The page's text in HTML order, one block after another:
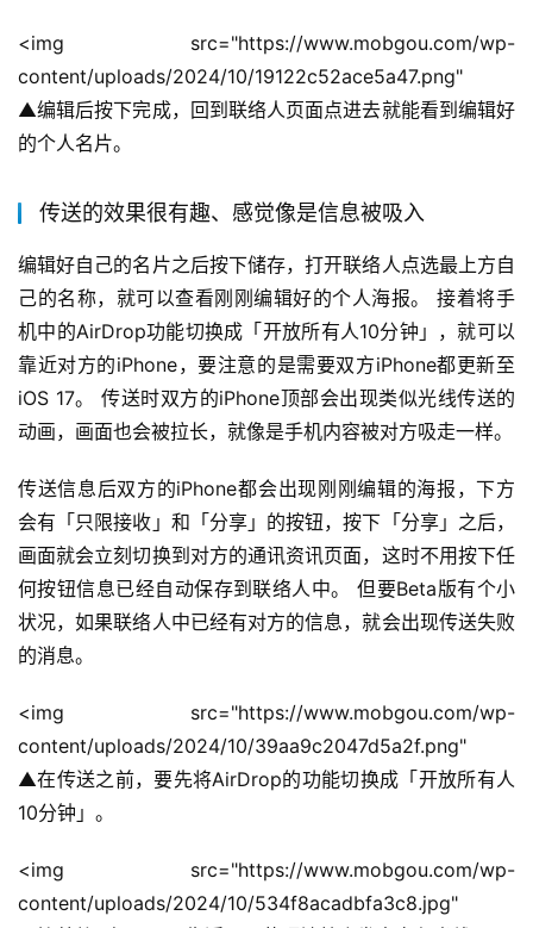
<img src="https://www.mobgou.com/wp-
content/uploads/2024/10/19122c52ace5a47.png"
▲编辑后按下完成，回到联络人页面点进去就能看到编辑好
的个人名片。
传送的效果很有趣、感觉像是信息被吸入
编辑好自己的名片之后按下储存，打开联络人点选最上方自
己的名称，就可以查看刚刚编辑好的个人海报。 接着将手
机中的AirDrop功能切换成「开放所有人10分钟」，就可以
靠近对方的iPhone，要注意的是需要双方iPhone都更新至
iOS 17。 传送时双方的iPhone顶部会出现类似光线传送的
动画，画面也会被拉长，就像是手机内容被对方吸走一样。
传送信息后双方的iPhone都会出现刚刚编辑的海报，下方
会有「只限接收」和「分享」的按钮，按下「分享」之后，
画面就会立刻切换到对方的通讯资讯页面，这时不用按下任
何按钮信息已经自动保存到联络人中。 但要Beta版有个小
状况，如果联络人中已经有对方的信息，就会出现传送失败
的消息。
<img src="https://www.mobgou.com/wp-
content/uploads/2024/10/39aa9c2047d5a2f.png"
▲在传送之前，要先将AirDrop的功能切换成「开放所有人
10分钟」。
<img src="https://www.mobgou.com/wp-
content/uploads/2024/10/534f8acadbfa3c8.jpg"